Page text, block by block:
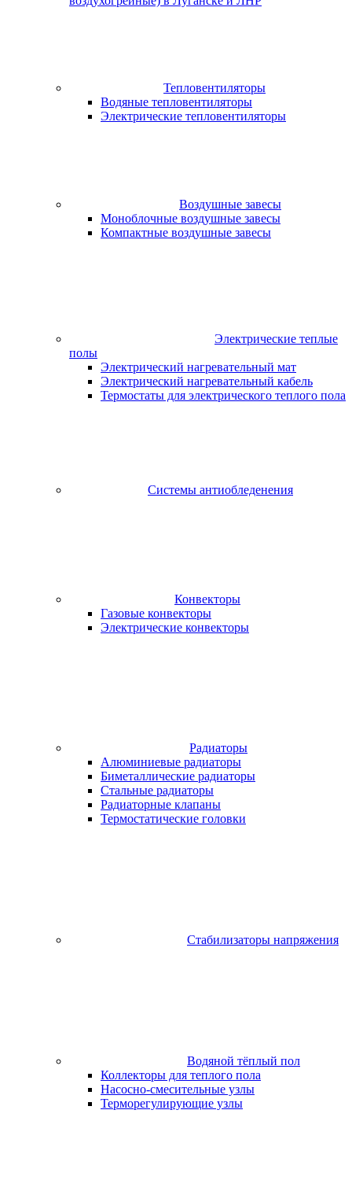
Тепловентиляторы
Водяные тепловентиляторы
Электрические тепловентиляторы
Воздушные завесы
Моноблочные воздушные завесы
Компактные воздушные завесы
Электрические теплые
полы
Электрический нагревательный мат
Электрический нагревательный кабель
Термостаты для электрического теплого пола
Системы антиобледенения
Конвекторы
Газовые конвекторы
Электрические конвекторы
Радиаторы
Алюминиевые радиаторы
Биметаллические радиаторы
Стальные радиаторы
Радиаторные клапаны
Термостатические головки
Стабилизаторы напряжения
Водяной тёплый пол
Коллекторы для теплого пола
Насосно-смесительные узлы
Терморегулирующие узлы